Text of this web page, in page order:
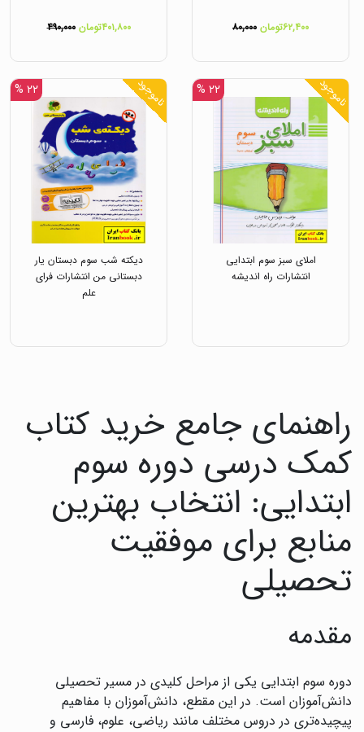
۶۲,۴۰۰تومان ۸۰,۰۰۰ ۴۰۱,۸۰۰تومان ۴۹۰,۰۰۰
ناموجود ۲۲ %
املای سبز سوم ابتدایی
انتشارات راه اندیشه
ناموجود ۲۲ %
دیکته شب سوم دبستان یار
دبستانی من انتشارات فرای
علم
راهنمای جامع خرید کتاب
کمک درسی دوره سوم
ابتدایی: انتخاب بهترین
منابع برای موفقیت
تحصیلی
مقدمه
دوره سوم ابتدایی یکی از مراحل کلیدی در مسیر تحصیلی
دانش‌آموزان است. در این مقطع، دانش‌آموزان با مفاهیم
پیچیده‌تری در دروس مختلف مانند ریاضی، علوم، فارسی و